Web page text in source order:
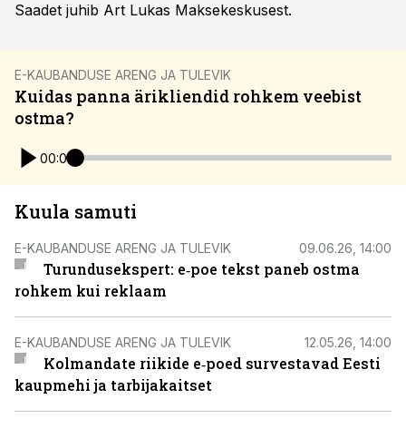
Saadet juhib Art Lukas Maksekeskusest.
E-KAUBANDUSE ARENG JA TULEVIK
Kuidas panna ärikliendid rohkem veebist
ostma?
00:00
Kuula samuti
E-KAUBANDUSE ARENG JA TULEVIK 09.06.26, 14:00
Turundusekspert: e‑poe tekst paneb ostma
rohkem kui reklaam
E-KAUBANDUSE ARENG JA TULEVIK 12.05.26, 14:00
Kolmandate riikide e‑poed survestavad Eesti
kaupmehi ja tarbijakaitset